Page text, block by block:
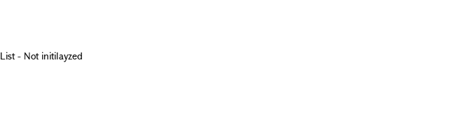
List - Not initilayzed